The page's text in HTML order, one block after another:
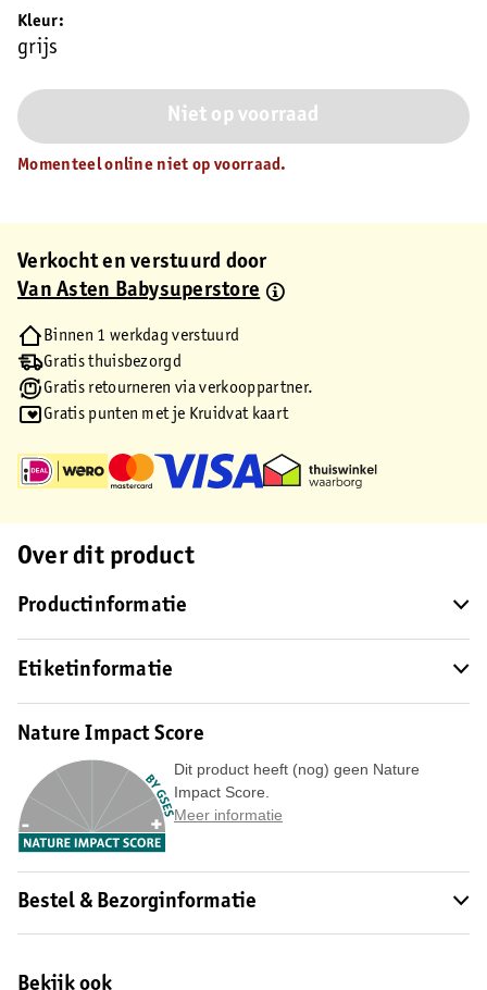
Kleur
grijs
Niet op voorraad
Momenteel online niet op voorraad.
Verkocht en verstuurd door
Van Asten Babysuperstore
Binnen 1 werkdag verstuurd
Gratis thuisbezorgd
Gratis retourneren via verkooppartner.
Gratis punten met je Kruidvat kaart
Over dit product
Productinformatie
Etiketinformatie
Nature Impact Score
Dit product heeft (nog) geen Nature
Impact Score.
Meer informatie
Bestel & Bezorginformatie
Bekijk ook